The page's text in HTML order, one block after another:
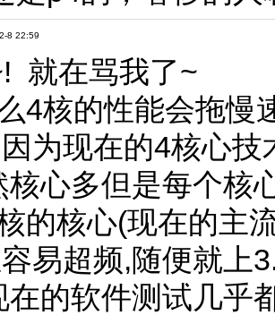
8 22:59
就在骂我了~
核的性能会拖慢
为现在的4核心技
心多但是每个核
核心(现在的主
易超频,随便就上
的软件测试几乎